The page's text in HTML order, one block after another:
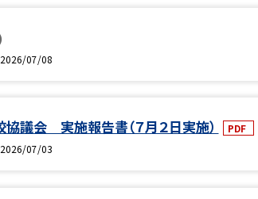
2026/07/08
議会 実施報告書（７月２日実施） PDF
2026/07/03